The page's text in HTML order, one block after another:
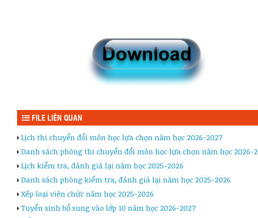
FILE LIÊN QUAN
Lịch thi chuyển đổi môn học lựa chọn năm học 2026-2027
Danh sách phòng thi chuyển đổi môn học lựa chọn năm học 2026-
Lịch kiểm tra, đánh giá lại năm học 2025-2026
Danh sách phòng kiểm tra, đánh giá lại năm học 2025-2026
Xếp loại viên chức năm học 2025-2026
Tuyển sinh bổ sung vào lớp 10 năm học 2026-2027